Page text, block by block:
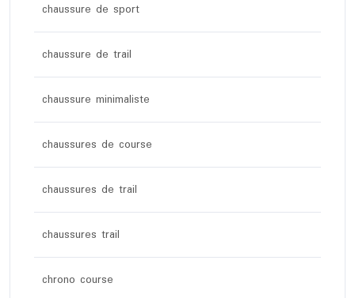
chaussure de sport
chaussure de trail
chaussure minimaliste
chaussures de course
chaussures de trail
chaussures trail
chrono course